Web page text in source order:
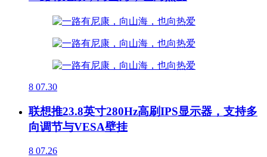
8 07.30
联想推23.8英寸280Hz高刷IPS显示器，支持多
向调节与VESA壁挂
8 07.26